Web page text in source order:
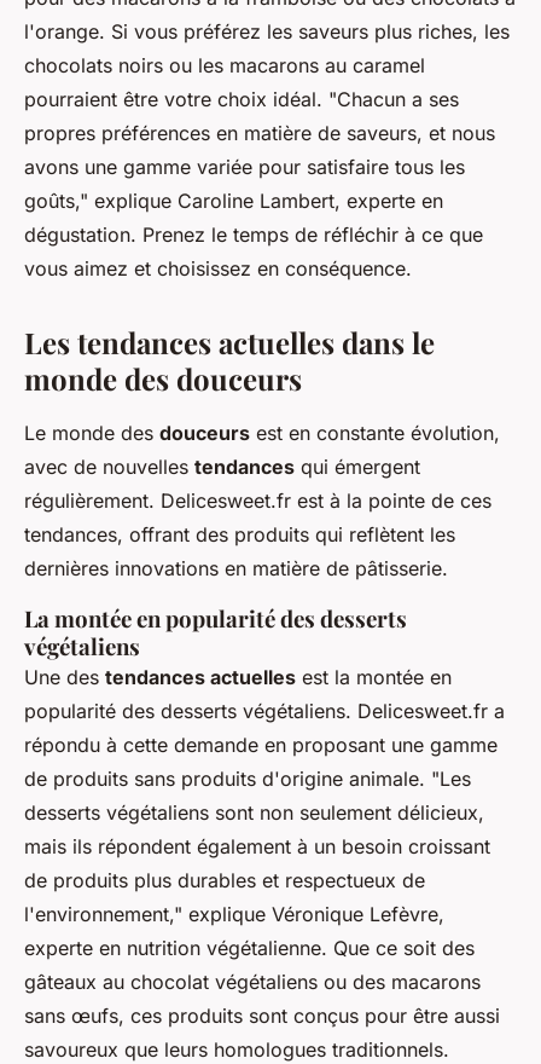
l'orange. Si vous préférez les saveurs plus riches, les
chocolats noirs ou les macarons au caramel
pourraient être votre choix idéal. "Chacun a ses
propres préférences en matière de saveurs, et nous
avons une gamme variée pour satisfaire tous les
goûts," explique Caroline Lambert, experte en
dégustation. Prenez le temps de réfléchir à ce que
vous aimez et choisissez en conséquence.
Les tendances actuelles dans le
monde des douceurs
Le monde des douceurs est en constante évolution,
avec de nouvelles tendances qui émergent
régulièrement. Delicesweet.fr est à la pointe de ces
tendances, offrant des produits qui reflètent les
dernières innovations en matière de pâtisserie.
La montée en popularité des desserts
végétaliens
Une des tendances actuelles est la montée en
popularité des desserts végétaliens. Delicesweet.fr a
répondu à cette demande en proposant une gamme
de produits sans produits d'origine animale. "Les
desserts végétaliens sont non seulement délicieux,
mais ils répondent également à un besoin croissant
de produits plus durables et respectueux de
l'environnement," explique Véronique Lefèvre,
experte en nutrition végétalienne. Que ce soit des
gâteaux au chocolat végétaliens ou des macarons
sans œufs, ces produits sont conçus pour être aussi
savoureux que leurs homologues traditionnels.